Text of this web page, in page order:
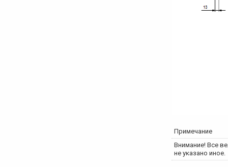
Примечание
Внимание! Все
не указано иное.